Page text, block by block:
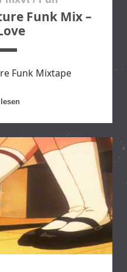
Funk Mix –
Funk Mixtape
V
r
w
+
u